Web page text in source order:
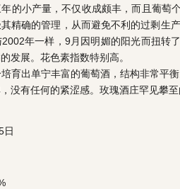
的小产量，不仅收成颇丰，而且葡萄
精确的管理，从而避免不利的过剩生
2002年一样，9月因明媚的阳光而扭转
发展。花色素指数特别高。
育出单宁丰富的葡萄酒，结构非常平
没有任何的紧涩感。玫瑰酒庄罕见攀至
日